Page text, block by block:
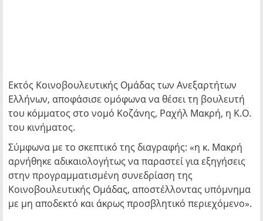
Εκτός Κοινοβουλευτικής Ομάδας των Ανεξαρτήτων
Ελλήνων, αποφάσισε ομόφωνα να θέσει τη βουλευτή
του κόμματος στο νομό Κοζάνης, Ραχήλ Μακρή, η Κ.Ο.
του κινήματος.
Σύμφωνα με το σκεπτικό της διαγραφής: «η κ. Μακρή
αρνήθηκε αδικαιολογήτως να παραστεί για εξηγήσεις
στην προγραμματισμένη συνεδρίαση της
Κοινοβουλευτικής Ομάδας, αποστέλλοντας υπόμνημα
με μη αποδεκτό και άκρως προσβλητικό περιεχόμενο».